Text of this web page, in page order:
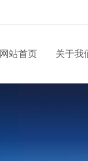
网站首页 关于我